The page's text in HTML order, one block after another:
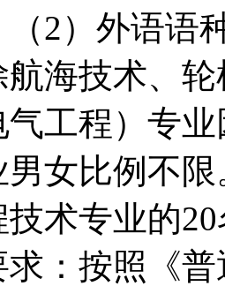
）外语语
航海技术、
气工程）专
女比例不
技术专业的
：按照《